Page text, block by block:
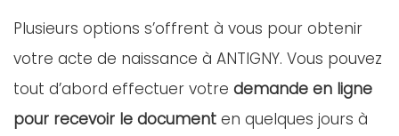
Plusieurs options s’offrent à vous pour obtenir
votre acte de naissance à ANTIGNY. Vous pouvez
tout d’abord effectuer votre demande en ligne
pour recevoir le document en quelques jours à